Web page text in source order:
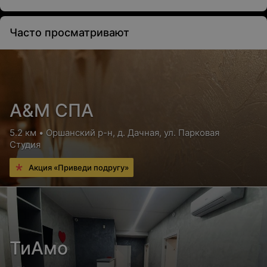
Классический педикюр
Аппаратный педикюр
Цена по запросу
Комбинированный педикюр
Цена по запросу
СПА-педикюр (CUCCIO)
Цена по запросу
Часто просматривают
А&М СПА
5.2 км • Оршанский р-н, д. Дачная, ул. Парковая
Студия
Акция «Приведи подругу»
ТиАмо